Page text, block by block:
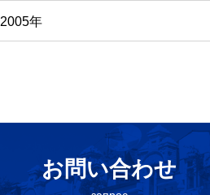
2005年
お問い合わせ